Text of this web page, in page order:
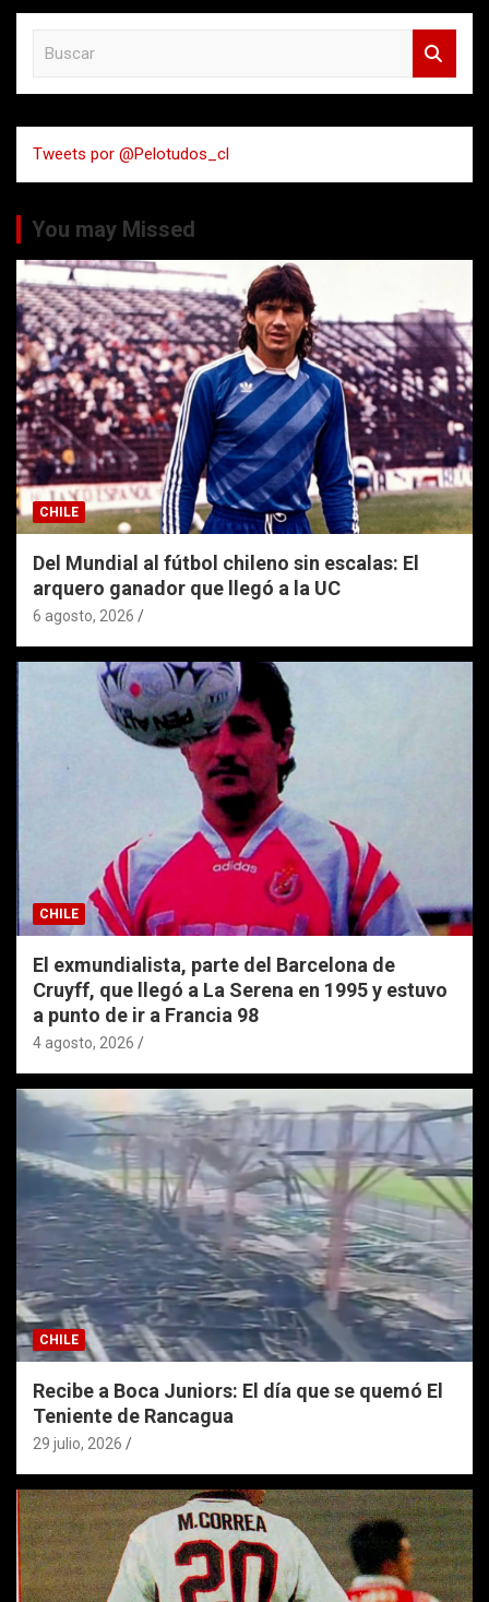
a
r
Tweets por @Pelotudos_cl
You may Missed
CHILE
Del Mundial al fútbol chileno sin escalas: El
arquero ganador que llegó a la UC
6 agosto, 2026
CHILE
El exmundialista, parte del Barcelona de
Cruyff, que llegó a La Serena en 1995 y estuvo
a punto de ir a Francia 98
4 agosto, 2026
CHILE
Recibe a Boca Juniors: El día que se quemó El
Teniente de Rancagua
29 julio, 2026